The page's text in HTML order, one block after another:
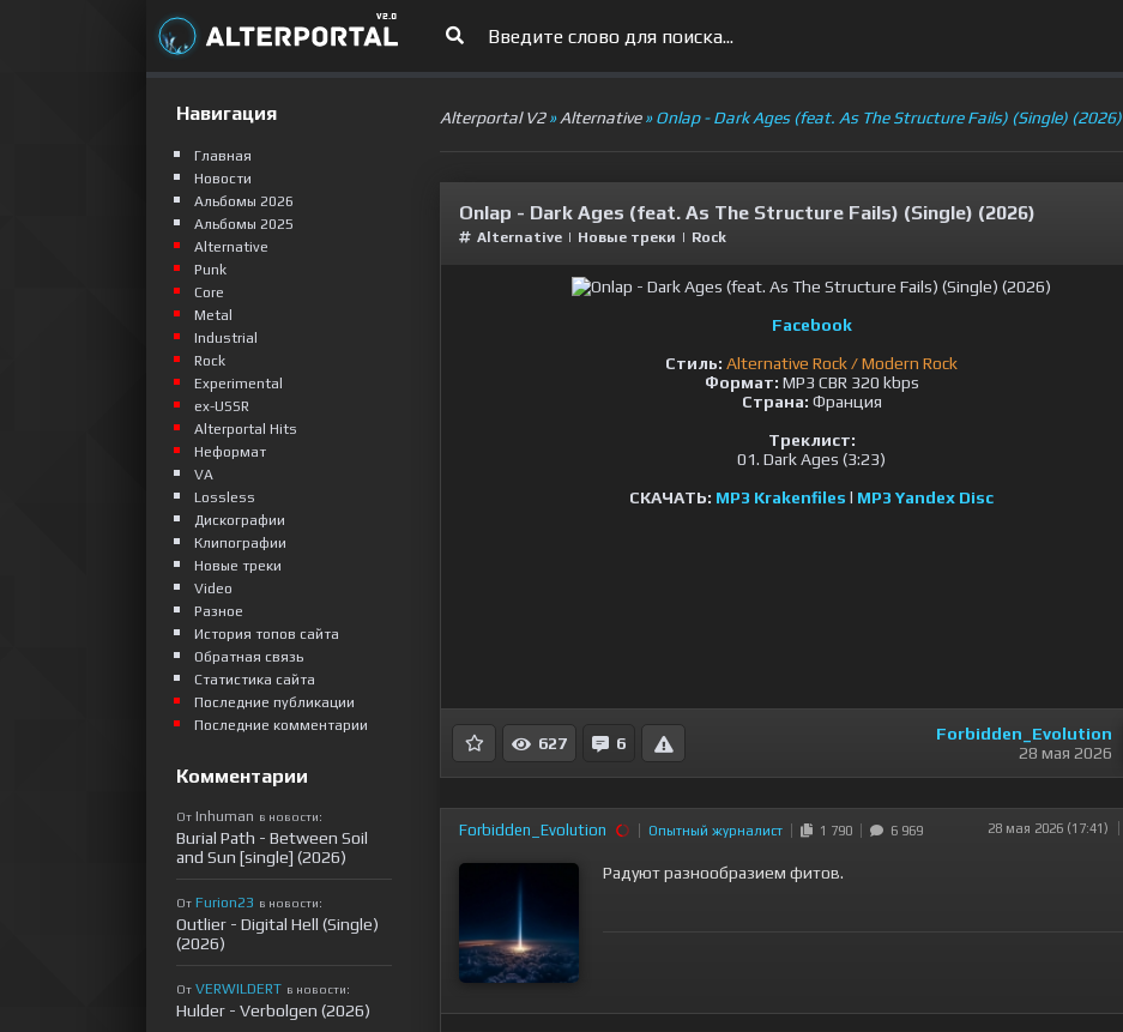
Alterportal V2»Alternative» Onlap - Dark Ages (feat. As The Structure Fails) (Single) (2026)
Onlap - Dark Ages (feat. As The Structure Fails) (Single) (2026)
Alternative | Новые треки | Rock
Facebook
Стиль: Alternative Rock / Modern Rock
Формат: MP3 CBR 320 kbps
Страна: Франция
Треклист:
01. Dark Ages (3:23)
СКАЧАТЬ: MP3 Krakenfiles l MP3 Yandex Disc
627 6
Forbidden_Evolution
28 мая 2026
Forbidden_Evolution Опытный журналист 1 790 6 969 28 мая 2026 (17:41)
Радуют разнообразием фитов.
Навигация
Главная
Новости
Альбомы 2026
Альбомы 2025
Alternative
Punk
Сore
Metal
Industrial
Rock
Experimental
ex-USSR
Alterportal Hits
Неформат
VA
Lossless
Дискографии
Клипографии
Новые треки
Video
Разное
История топов сайта
Обратная связь
Статистика сайта
Последние публикации
Последние комментарии
Комментарии
От Inhuman в новости:
Burial Path - Between Soil
and Sun [single] (2026)
От Furion23 в новости:
Outlier - Digital Hell (Single)
(2026)
От VERWILDERT в новости:
Hulder - Verbolgen (2026)